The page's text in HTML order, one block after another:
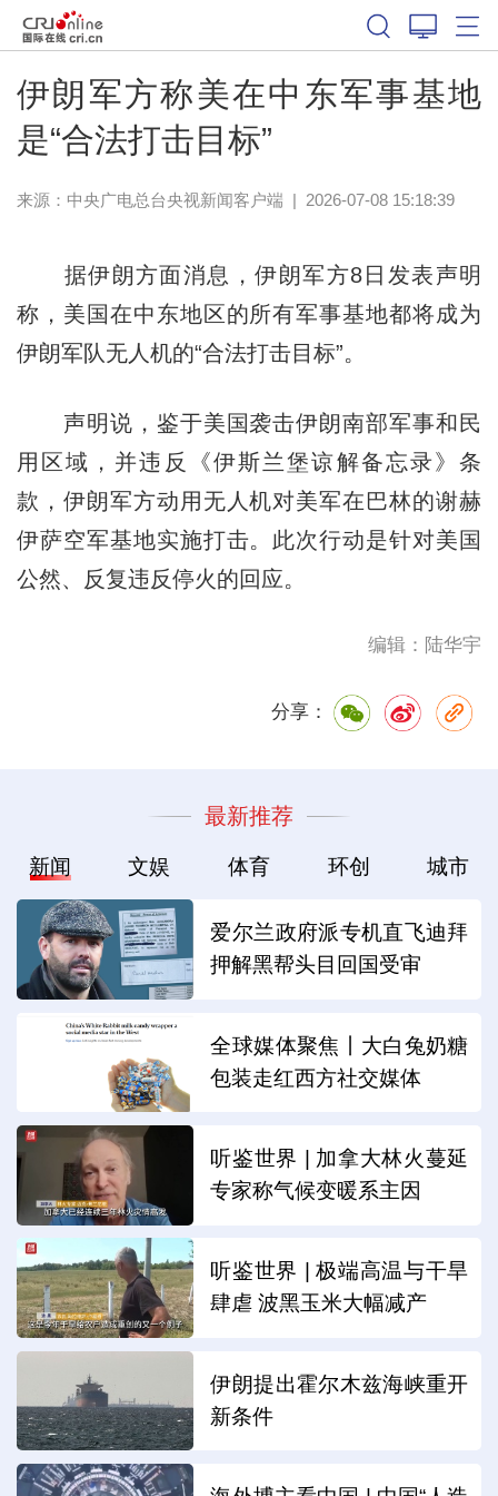
伊朗军方称美在中东军事基地
是“合法打击目标”
来源： 中央广电总台央视新闻客户端 | 2026-07-08 15:18:39
据伊朗方面消息，伊朗军方8日发表声明
称，美国在中东地区的所有军事基地都将成为
伊朗军队无人机的“合法打击目标”。
声明说，鉴于美国袭击伊朗南部军事和民
用区域，并违反《伊斯兰堡谅解备忘录》条
款，伊朗军方动用无人机对美军在巴林的谢赫
伊萨空军基地实施打击。此次行动是针对美国
公然、反复违反停火的回应。
编辑：陆华宇
分享：
最新推荐
新闻 文娱 体育 环创 城市
爱尔兰政府派专机直飞迪拜
押解黑帮头目回国受审
全球媒体聚焦丨大白兔奶糖
包装走红西方社交媒体
听鉴世界 | 加拿大林火蔓延
专家称气候变暖系主因
听鉴世界 | 极端高温与干旱
肆虐 波黑玉米大幅减产
伊朗提出霍尔木兹海峡重开
新条件